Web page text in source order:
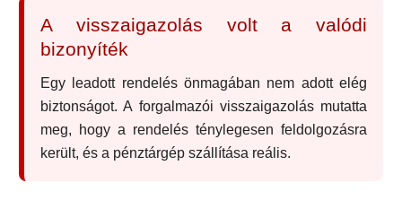
A visszaigazolás volt a valódi
bizonyíték
Egy leadott rendelés önmagában nem adott elég
biztonságot. A forgalmazói visszaigazolás mutatta
meg, hogy a rendelés ténylegesen feldolgozásra
került, és a pénztárgép szállítása reális.